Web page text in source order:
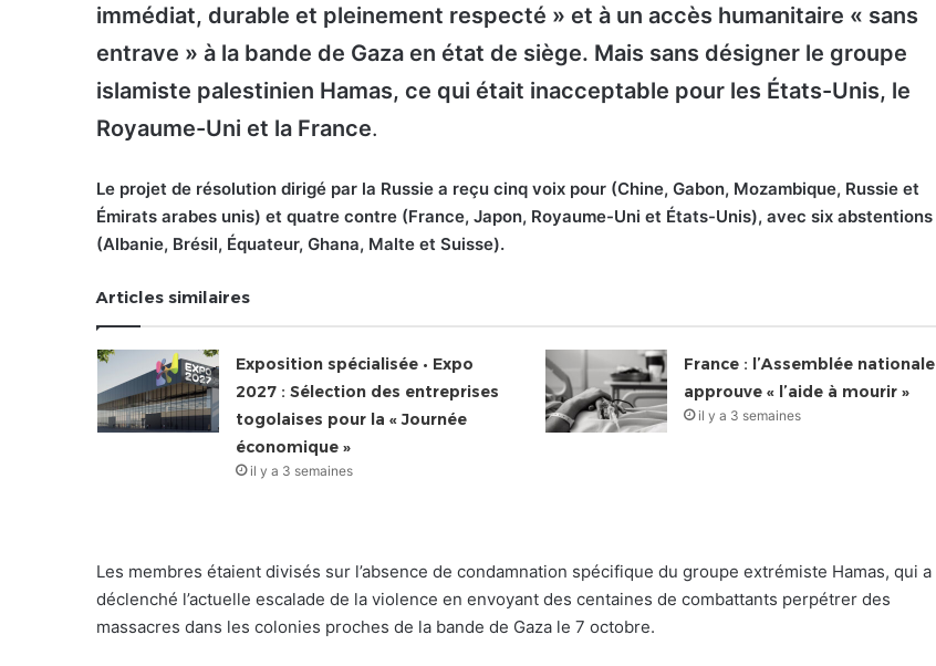
immédiat, durable et pleinement respecté » et à un accès humanitaire « sans
entrave » à la bande de Gaza en état de siège. Mais sans désigner le groupe
islamiste palestinien Hamas, ce qui était inacceptable pour les États-Unis, le
Royaume-Uni et la France.
Le projet de résolution dirigé par la Russie a reçu cinq voix pour (Chine, Gabon, Mozambique, Russie et
Émirats arabes unis) et quatre contre (France, Japon, Royaume-Uni et États-Unis), avec six abstentions
(Albanie, Brésil, Équateur, Ghana, Malte et Suisse).
Articles similaires
Exposition spécialisée • Expo
2027 : Sélection des entreprises
togolaises pour la « Journée
économique »
il y a 3 semaines
France : l’Assemblée nationale
approuve « l’aide à mourir »
il y a 3 semaines
Les membres étaient divisés sur l’absence de condamnation spécifique du groupe extrémiste Hamas, qui a
déclenché l’actuelle escalade de la violence en envoyant des centaines de combattants perpétrer des
massacres dans les colonies proches de la bande de Gaza le 7 octobre.